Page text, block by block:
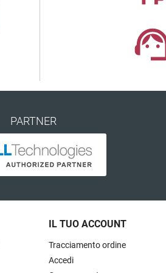
PARTNER
IL TUO ACCOUNT
Tracciamento ordine
Accedi